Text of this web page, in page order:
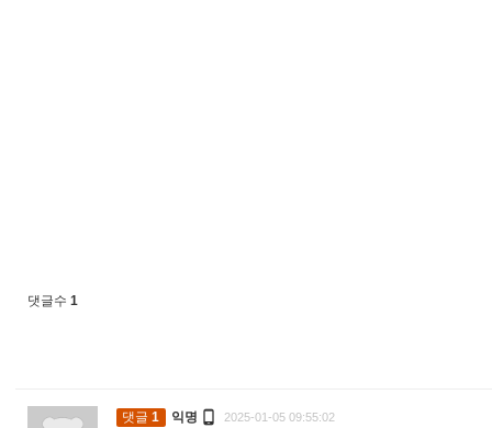
댓글수 1
댓글 1 익명  2025-01-05 09:55:02